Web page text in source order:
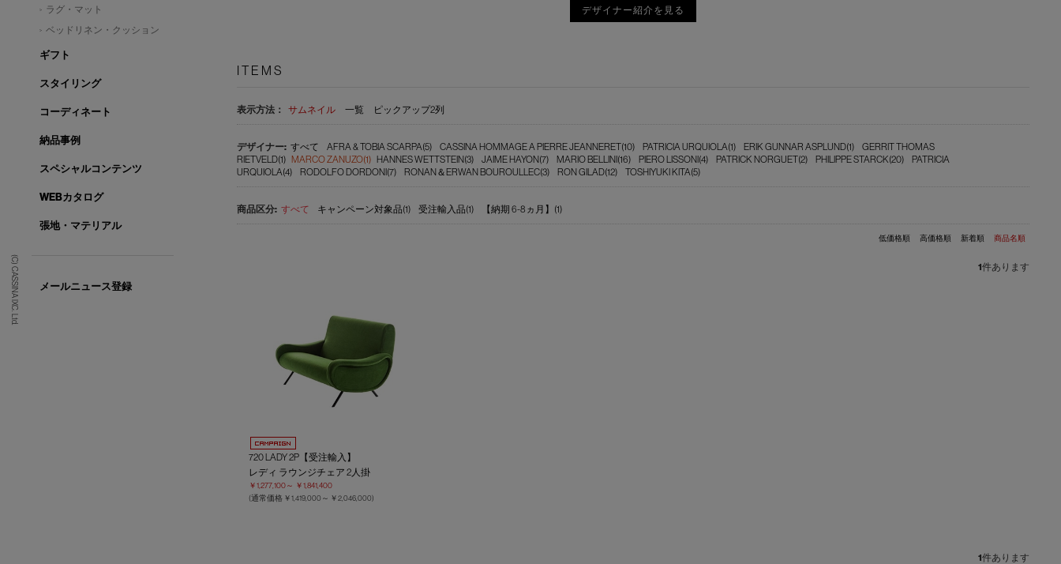
(C) CASSINA IXC. Ltd.
デザイナー紹介を見る
ITEMS
表示方法： サムネイル 一覧 ピックアップ2列
すべて AFRA & TOBIA SCARPA(5) CASSINA HOMMAGE A PIERRE JEANNERET(10) PATRICIA URQUIOLA(1) ERIK GUNNAR ASPLUND(1)
GERRIT THOMAS
RIETVELD(1) MARCO ZANUZO(1) HANNES WETTSTEIN(3) JAIME HAYON(7) MARIO BELLINI(16) PIERO LISSONI(4) PATRICK NORGUET(2) PHILIPPE STARCK(20)
PATRICIA
URQUIOLA(4)
RODOLFO DORDONI(7) RONAN＆ERWAN BOUROULLEC(3) RON GILAD(12) TOSHIYUKI KITA(5)
すべて キャンペーン対象品(1) 受注輸入品(1) 【納期 6-8ヵ月】(1)
低価格順 高価格順 新着順 商品名順
1件あります
720 LADY 2P【受注輸入】
レディ ラウンジチェア 2人掛
￥1,277,100～ ￥1,841,400
(通常価格 ￥1,419,000～ ￥2,046,000)
1件あります
ラグ・マット
ベッドリネン・クッション
ギフト
スタイリング
コーディネート
納品事例
スペシャルコンテンツ
WEBカタログ
張地・マテリアル
メールニュース登録